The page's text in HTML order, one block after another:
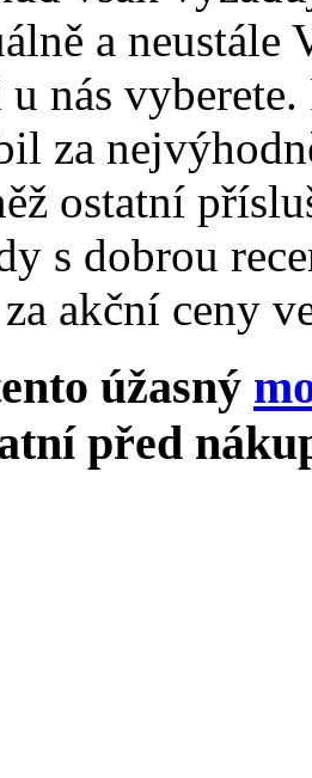
a neustále
nás
za
ostatní
s dobrou
akční ceny
úžasný
před